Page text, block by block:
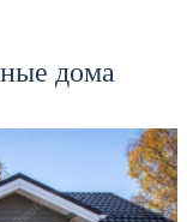
дома